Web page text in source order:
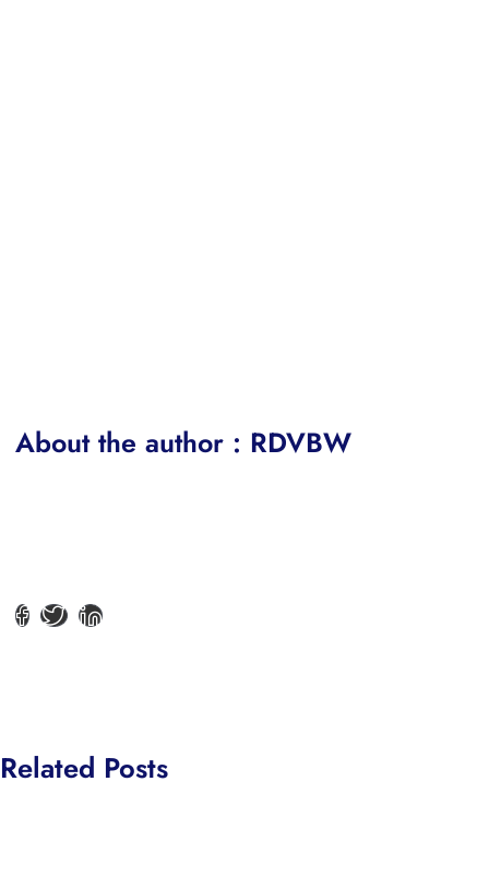
About the author : RDVBW
Related Posts